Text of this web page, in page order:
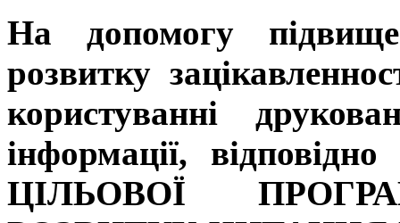
На допомогу
розвитку
користуванні
інформації,
ЦІЛЬОВОЇ